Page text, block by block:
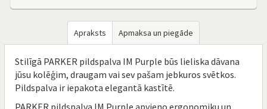
Apraksts Apmaksa un piegāde
Stilīgā PARKER pildspalva IM Purple būs lieliska dāvana
jūsu kolēģim, draugam vai sev pašam jebkuros svētkos.
Pildspalva ir iepakota elegantā kastītē.
PARKER pildspalva IM Purple apvieno ergonomiku un